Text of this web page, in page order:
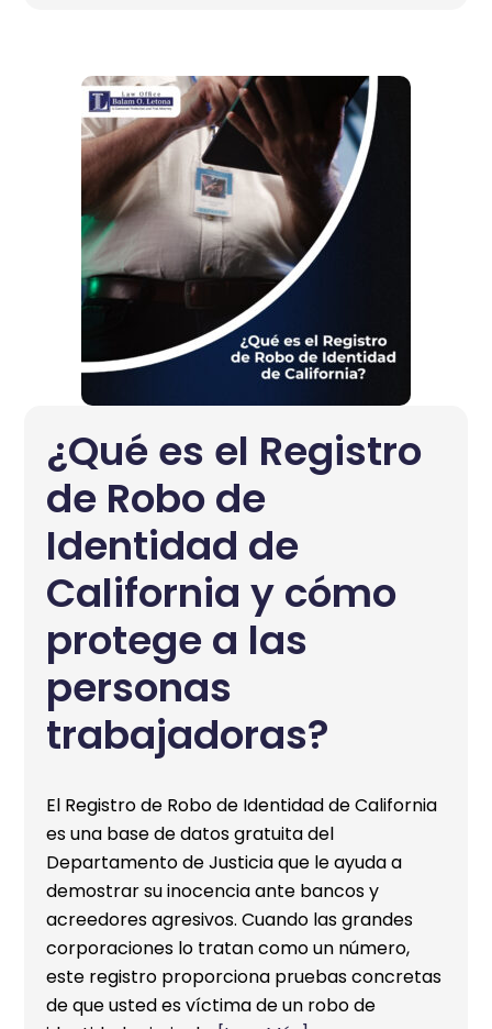
¿Qué es el Registro
de Robo de
Identidad de
California y cómo
protege a las
personas
trabajadoras?
El Registro de Robo de Identidad de California
es una base de datos gratuita del
Departamento de Justicia que le ayuda a
demostrar su inocencia ante bancos y
acreedores agresivos. Cuando las grandes
corporaciones lo tratan como un número,
este registro proporciona pruebas concretas
de que usted es víctima de un robo de